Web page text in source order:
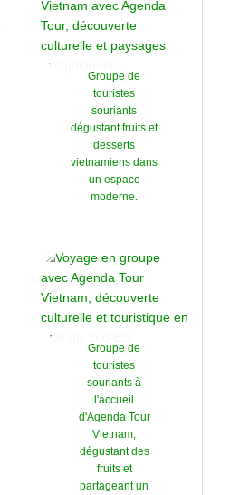
Groupe de
touristes
souriants
dégustant fruits et
desserts
vietnamiens dans
un espace
moderne.
Groupe de
touristes
souriants à
l'accueil
d'Agenda Tour
Vietnam,
dégustant des
fruits et
partageant un